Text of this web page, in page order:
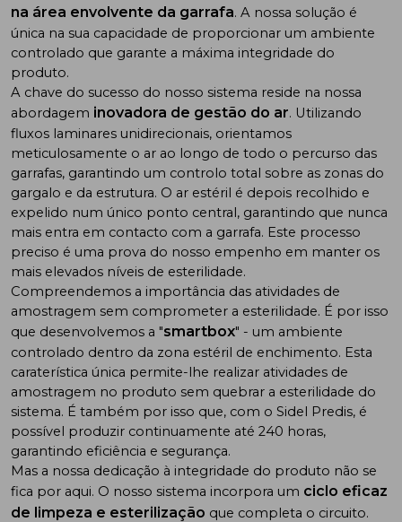
na área envolvente da garrafa. A nossa solução é
única na sua capacidade de proporcionar um ambiente
controlado que garante a máxima integridade do
produto.
A chave do sucesso do nosso sistema reside na nossa
abordagem inovadora de gestão do ar. Utilizando
fluxos laminares unidirecionais, orientamos
meticulosamente o ar ao longo de todo o percurso das
garrafas, garantindo um controlo total sobre as zonas do
gargalo e da estrutura. O ar estéril é depois recolhido e
expelido num único ponto central, garantindo que nunca
mais entra em contacto com a garrafa. Este processo
preciso é uma prova do nosso empenho em manter os
mais elevados níveis de esterilidade.
Compreendemos a importância das atividades de
amostragem sem comprometer a esterilidade. É por isso
que desenvolvemos a "smartbox" - um ambiente
controlado dentro da zona estéril de enchimento. Esta
caraterística única permite-lhe realizar atividades de
amostragem no produto sem quebrar a esterilidade do
sistema. É também por isso que, com o Sidel Predis, é
possível produzir continuamente até 240 horas,
garantindo eficiência e segurança.
Mas a nossa dedicação à integridade do produto não se
fica por aqui. O nosso sistema incorpora um ciclo eficaz
de limpeza e esterilização que completa o circuito.